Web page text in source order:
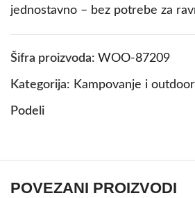
jednostavno – bez potrebe za
Šifra proizvoda: WOO-87209
Kategorija: Kampovanje i outdoor
Podeli
POVEZANI PROIZVODI